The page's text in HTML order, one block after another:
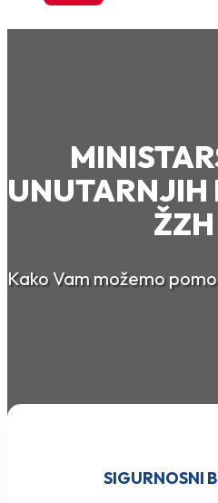
UNUTARNJIH
ŽZH
Kako Vam možemo
SIGURNOSNI